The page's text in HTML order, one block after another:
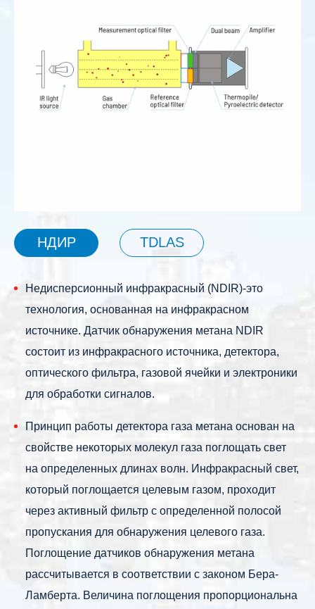
НДИР TDLAS
Недисперсионный инфракрасный (NDIR)-это
технология, основанная на инфракрасном
источнике. Датчик обнаружения метана NDIR
состоит из инфракрасного источника, детектора,
оптического фильтра, газовой ячейки и электроники
для обработки сигналов.
Принцип работы детектора газа метана основан на
свойстве некоторых молекул газа поглощать свет
на определенных длинах волн. Инфракрасный свет,
который поглощается целевым газом, проходит
через активный фильтр с определенной полосой
пропускания для обнаружения целевого газа.
Поглощение датчиков обнаружения метана
рассчитывается в соответствии с законом Бера-
Ламберта. Величина поглощения пропорциональна